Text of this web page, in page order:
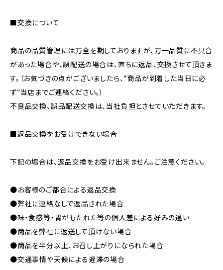
■交換について
商品の品質管理には万全を期しておりますが、万一品質に不具合
があった場合や、誤配送の場合は、直ちに返品、交換させて頂きま
す。（お気づきの点がございましたら、”商品が到着した当日に必
ず”当店までご連絡ください。）
不良品交換、誤品配送交換は、当社負担とさせていただきます。
■返品交換をお受けできない場合
下記の場合は、返品交換をお受け出来ません。ご注意ください。
●お客様のご都合による返品交換
●弊社に連絡なしで返品された場合
●味・食感等・胃がもたれた等の個人差による好みの違い
●商品を弊社に返送して頂けない場合
●商品を半分以上、お召し上がりになられた場合
●交通事情や天候による遅滞の場合